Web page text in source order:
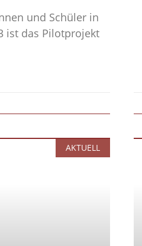
und Schüler in
ist das Pilotprojekt
AKTUELL